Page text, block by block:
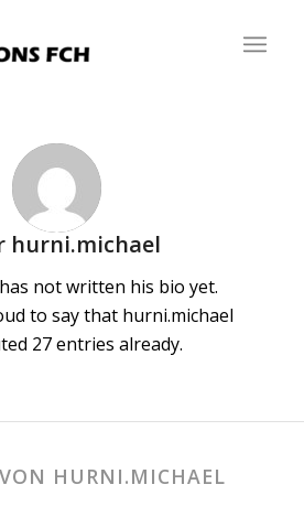
hurni.michael
not written his bio yet.
to say that hurni.michael
27 entries already.
HURNI.MICHAEL